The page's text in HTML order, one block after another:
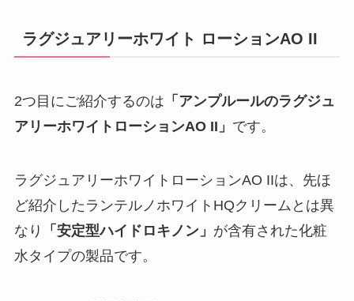
ラグジュアリーホワイト ローションAO II
2つ目にご紹介するのは 「アンプルールのラグジュ
アリーホワイトローションAO II」 です。
ラグジュアリーホワイトローションAO IIは、先ほ
ど紹介したランテルノホワイトHQクリームとは異
なり
「安定型ハイドロキノン」 が含有された化粧
水タイプの製品です。